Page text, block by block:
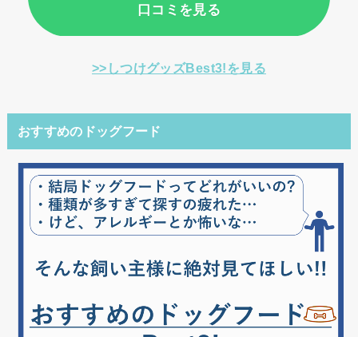
口コミを見る
>>しつけグッズBest3!を見る
おすすめのドッグフード